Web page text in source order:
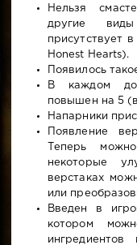
Нельзя
другие
присутствует
Honest Hearts).
Появилось
В каждом
повышен на 5
Напарники
Появление
Теперь
некоторые
верстаках
или
Введен в
котором